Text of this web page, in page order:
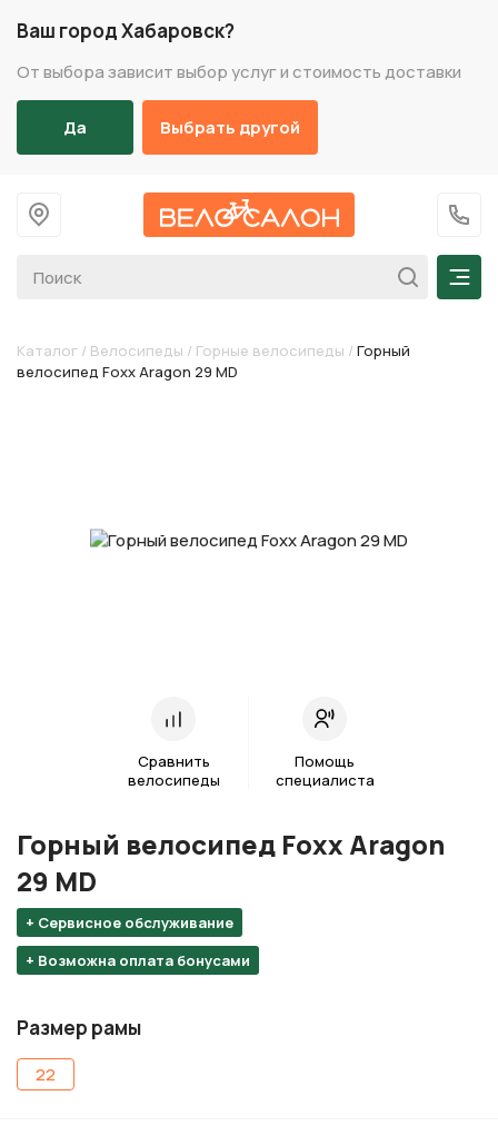
Ваш город Хабаровск?
От выбора зависит выбор услуг и стоимость доставки
Да Выбрать другой
На главную
+7
Каталог / Велосипеды / Горные велосипеды / Горный
велосипед Foxx Aragon 29 MD
Сравнить
велосипеды
Помощь
специалиста
+ Сервисное обслуживание
+ Возможна оплата бонусами
Горный велосипед Foxx Aragon
29 MD
Размер рамы
22